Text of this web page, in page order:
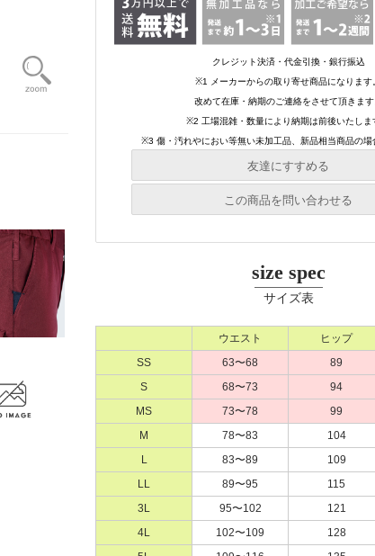
友達にすすめる
この商品を問い合わせる
必須
必須
電話 どちらでもよい
size spec
サイズ表
ウエスト ヒップ
SS
63〜68 89
S
68〜73 94
MS
73〜78 99
M
78〜83 104
L
83〜89 109
LL
89〜95 115
3L
95〜102 121
4L
102〜109 128